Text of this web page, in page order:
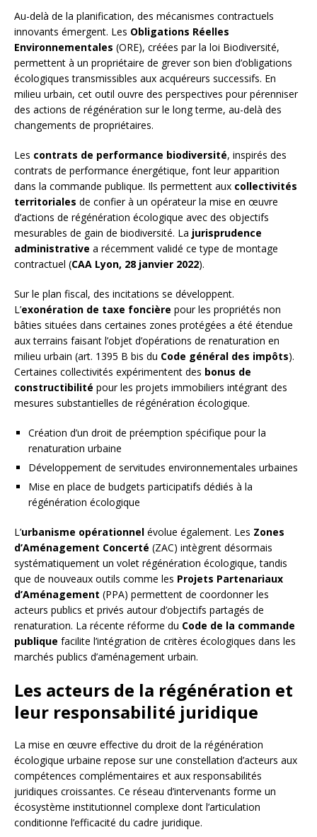
Au-delà de la planification, des mécanismes contractuels
innovants émergent. Les Obligations Réelles
Environnementales (ORE), créées par la loi Biodiversité,
permettent à un propriétaire de grever son bien d’obligations
écologiques transmissibles aux acquéreurs successifs. En
milieu urbain, cet outil ouvre des perspectives pour pérenniser
des actions de régénération sur le long terme, au-delà des
changements de propriétaires.
Les contrats de performance biodiversité, inspirés des
contrats de performance énergétique, font leur apparition
dans la commande publique. Ils permettent aux collectivités
territoriales de confier à un opérateur la mise en œuvre
d’actions de régénération écologique avec des objectifs
mesurables de gain de biodiversité. La jurisprudence
administrative a récemment validé ce type de montage
contractuel (CAA Lyon, 28 janvier 2022).
Sur le plan fiscal, des incitations se développent.
L’exonération de taxe foncière pour les propriétés non
bâties situées dans certaines zones protégées a été étendue
aux terrains faisant l’objet d’opérations de renaturation en
milieu urbain (art. 1395 B bis du Code général des impôts).
Certaines collectivités expérimentent des bonus de
constructibilité pour les projets immobiliers intégrant des
mesures substantielles de régénération écologique.
Création d’un droit de préemption spécifique pour la
renaturation urbaine
Développement de servitudes environnementales urbaines
Mise en place de budgets participatifs dédiés à la
régénération écologique
L’urbanisme opérationnel évolue également. Les Zones
d’Aménagement Concerté (ZAC) intègrent désormais
systématiquement un volet régénération écologique, tandis
que de nouveaux outils comme les Projets Partenariaux
d’Aménagement (PPA) permettent de coordonner les
acteurs publics et privés autour d’objectifs partagés de
renaturation. La récente réforme du Code de la commande
publique facilite l’intégration de critères écologiques dans les
marchés publics d’aménagement urbain.
Les acteurs de la régénération et
leur responsabilité juridique
La mise en œuvre effective du droit de la régénération
écologique urbaine repose sur une constellation d’acteurs aux
compétences complémentaires et aux responsabilités
juridiques croissantes. Ce réseau d’intervenants forme un
écosystème institutionnel complexe dont l’articulation
conditionne l’efficacité du cadre juridique.